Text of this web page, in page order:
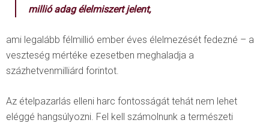
millió adag élelmiszert jelent,
ami legalább félmillió ember éves élelmezését fedezné – a
veszteség mértéke ezesetben meghaladja a
százhetvenmilliárd forintot.
Az ételpazarlás elleni harc fontosságát tehát nem lehet
eléggé hangsúlyozni. Fel kell számolnunk a természeti